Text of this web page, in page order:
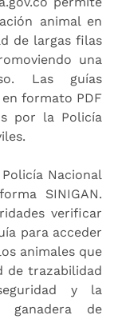
animal en
de largas filas
una
Las guías
formato PDF
por la Policía
Nacional
SINIGAN.
verificar
para acceder
animales que
de trazabilidad
y la
ganadera de